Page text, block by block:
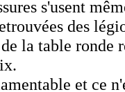
s'usent
des
la table ronde
et ce